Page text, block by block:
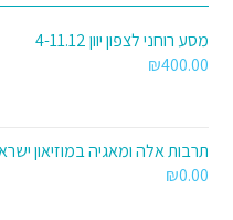
מסע רוחני לצפון יוון 4-11.12
₪400.00
תרבות אלה ומאגיה במוזיאון ישראל
₪0.00